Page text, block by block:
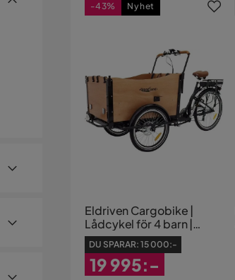
Eldriven Cargobike |
Lådcykel för 4 barn |
250W Ananda-motor,
LG-batteri & Shimano 6-
växlar
DU SPARAR: 15 000:-
19 995:-
-43% Nyhet